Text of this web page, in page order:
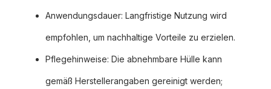
Anwendungsdauer: Langfristige Nutzung wird
empfohlen, um nachhaltige Vorteile zu erzielen.
Pflegehinweise: Die abnehmbare Hülle kann
gemäß Herstellerangaben gereinigt werden;